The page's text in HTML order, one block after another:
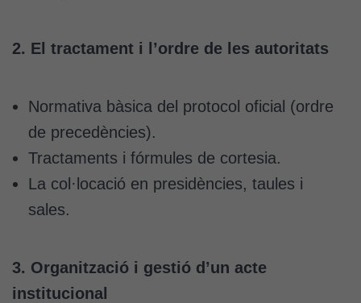
2. El tractament i l’ordre de les autoritats
Normativa bàsica del protocol oficial (ordre
de precedències).
Tractaments i fórmules de cortesia.
La col·locació en presidències, taules i
sales.
3. Organització i gestió d’un acte
institucional